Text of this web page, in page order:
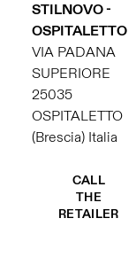
STILNOVO -
OSPITALETTO
VIA PADANA
SUPERIORE
25035
OSPITALETTO
(Brescia) Italia
CALL
THE
RETAILER